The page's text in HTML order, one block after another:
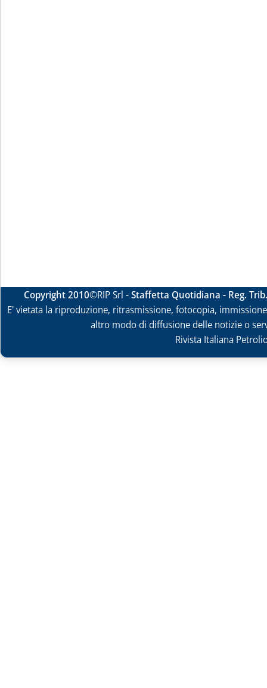
Copyright 2010©RIP Srl -Staffetta Quotidiana - Reg.
E' vietata la riproduzione, ritrasmissione, fotocopia,
altro modo di diffusione delle notizie o
Rivista Italiana